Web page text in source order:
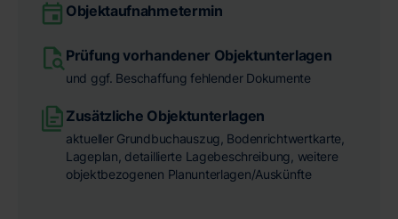
Objektaufnahmetermin
Prüfung vorhandener Objektunterlagen
und ggf. Beschaffung fehlender Dokumente
Zusätzliche Objektunterlagen
aktueller Grundbuchauszug, Bodenrichtwertkarte,
Lageplan, detaillierte Lagebeschreibung, weitere
objektbezogenen Planunterlagen/Auskünfte